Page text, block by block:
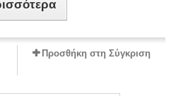
Προσθήκη στη Σύγκριση